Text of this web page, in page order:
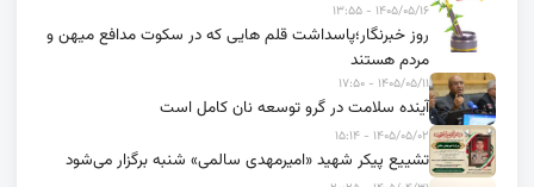
۱۴۰۵/۰۵/۱۶ - ۱۳:۵۵
روز خبرنگار؛پاسداشت قلم هایی که در سکوت مدافع میهن و
مردم هستند
۱۴۰۵/۰۵/۱۱ - ۱۷:۵۰
آینده سلامت در گرو توسعه نان کامل است
۱۴۰۵/۰۵/۰۲ - ۱۵:۱۴
تشییع پیکر شهید «امیرمهدی سالمی» شنبه برگزار می‌شود